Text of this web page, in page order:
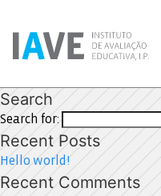
Search
Search for:
Recent Posts
Hello world!
Recent Comments